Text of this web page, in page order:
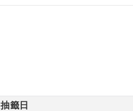
抽籤日